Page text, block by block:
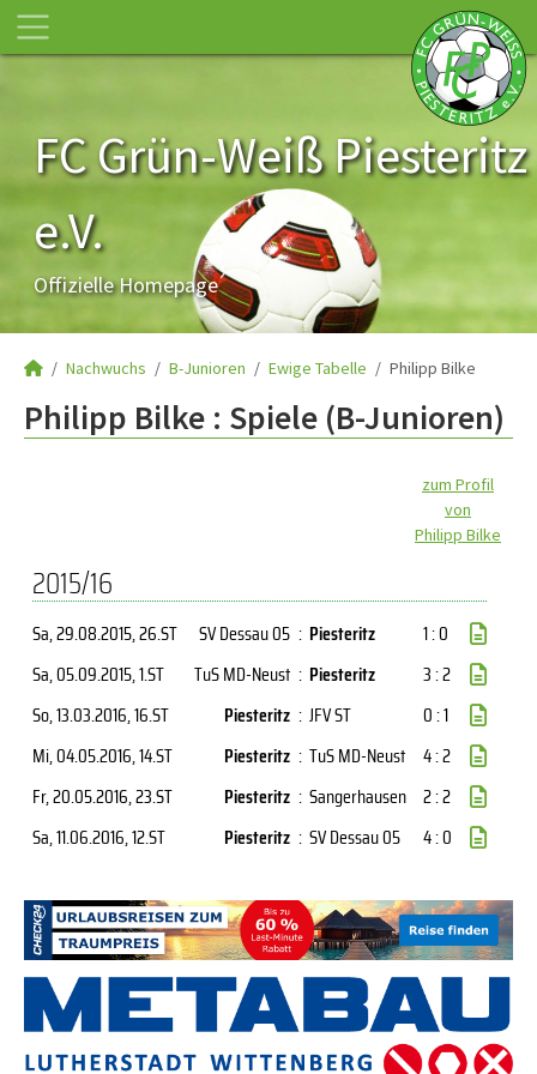
FC Grün-Weiß Piesteritz
e.V.
Offizielle Homepage
Nachwuchs B-Junioren Ewige Tabelle Philipp Bilke
Philipp Bilke : Spiele (B-Junioren)
zum Profil
von
Philipp Bilke
2015/16
Sa, 29.08.2015, 26.ST SV Dessau 05 : Piesteritz
1 : 0
Sa, 05.09.2015, 1.ST TuS MD-Neust : Piesteritz
3 : 2
So, 13.03.2016, 16.ST Piesteritz : JFV ST
0 : 1
Mi, 04.05.2016, 14.ST Piesteritz : TuS MD-Neust 4 : 2
Fr, 20.05.2016, 23.ST Piesteritz : Sangerhausen 2 : 2
Sa, 11.06.2016, 12.ST Piesteritz : SV Dessau 05 4 : 0